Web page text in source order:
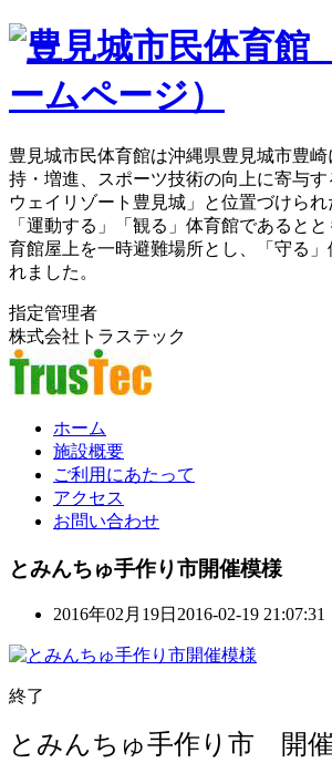
豊見城市民体育館は沖縄県豊見城市豊
持・増進、スポーツ技術の向上に寄与
ウェイリゾート豊見城」と位置づけられ
「運動する」「観る」体育館であると
育館屋上を一時避難場所とし、「守る」
れました。
指定管理者
株式会社トラステック
ホーム
施設概要
ご利用にあたって
アクセス
お問い合わせ
とみんちゅ手作り市開催模様
2016年02月19日 2016-02-19 21:07:31
終了
とみんちゅ手作り市 開